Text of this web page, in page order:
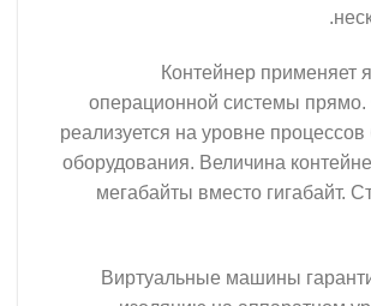
Контейнер применяет
операционной системы
реализуется на уровне
оборудования. Величина
мегабайты вместо гигабайт.
Виртуальные машины